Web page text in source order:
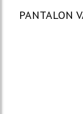
PANTALON